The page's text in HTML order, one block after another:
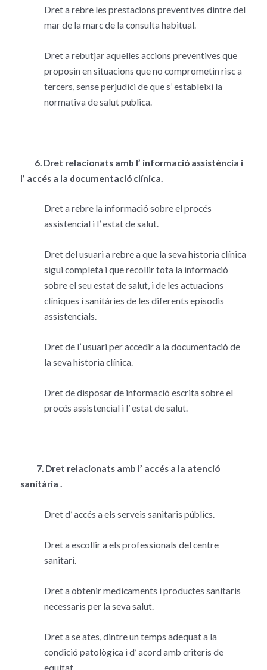
Dret a rebre les prestacions preventives dintre del
mar de la marc de la consulta habitual.
Dret a rebutjar aquelles accions preventives que
proposin en situacions que no comprometin risc a
tercers, sense perjudici de que s’ estableixi la
normativa de salut publica.
6. Dret relacionats amb l’ informació assistència i
l’ accés a la documentació clínica.
Dret a rebre la informació sobre el procés
assistencial i l’ estat de salut.
Dret del usuari a rebre a que la seva historia clínica
sigui completa i que recollir tota la informació
sobre el seu estat de salut, i de les actuacions
clíniques i sanitàries de les diferents episodis
assistencials.
Dret de l’ usuari per accedir a la documentació de
la seva historia clínica.
Dret de disposar de informació escrita sobre el
procés assistencial i l’ estat de salut.
7. Dret relacionats amb l’ accés a la atenció
sanitària .
Dret d’ accés a els serveis sanitaris públics.
Dret a escollir a els professionals del centre
sanitari.
Dret a obtenir medicaments i productes sanitaris
necessaris per la seva salut.
Dret a se ates, dintre un temps adequat a la
condició patològica i d’ acord amb criteris de
equitat.